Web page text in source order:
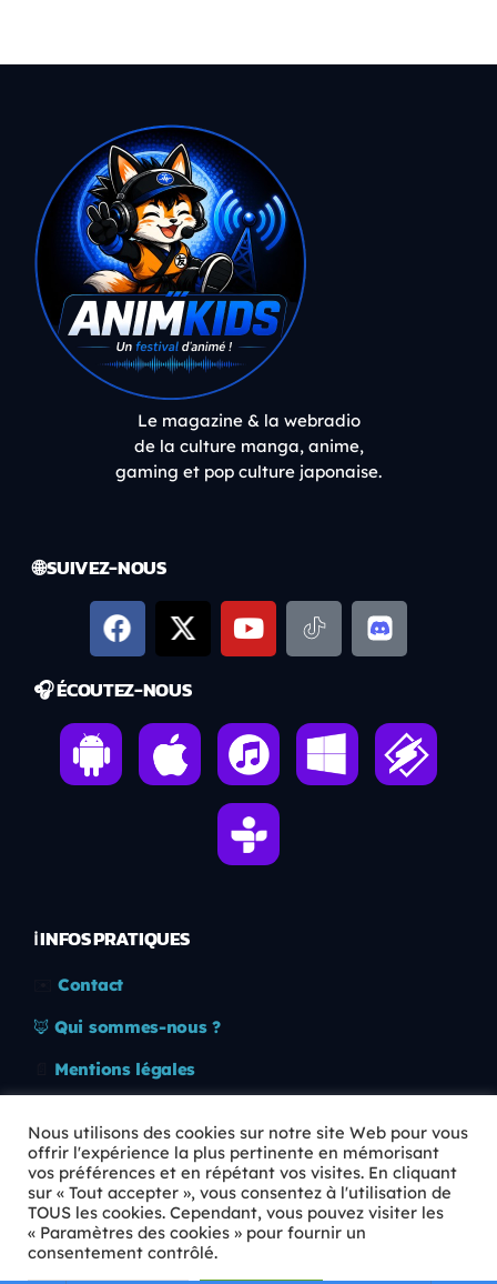
Le magazine & la webradio
de la culture manga, anime,
gaming et pop culture japonaise.
🌐 SUIVEZ-NOUS
🎧 ÉCOUTEZ-NOUS
ℹ️ INFOS PRATIQUES
Contact
🦊 Qui sommes-nous ?
Mentions légales
🛡️ RGPD
Copyright © 2026 Animkids. Tous droits réservés.
Nous utilisons des cookies sur notre site Web pour vous
offrir l'expérience la plus pertinente en mémorisant
vos préférences et en répétant vos visites. En cliquant
sur « Tout accepter », vous consentez à l'utilisation de
TOUS les cookies. Cependant, vous pouvez visiter les
« Paramètres des cookies » pour fournir un
consentement contrôlé.